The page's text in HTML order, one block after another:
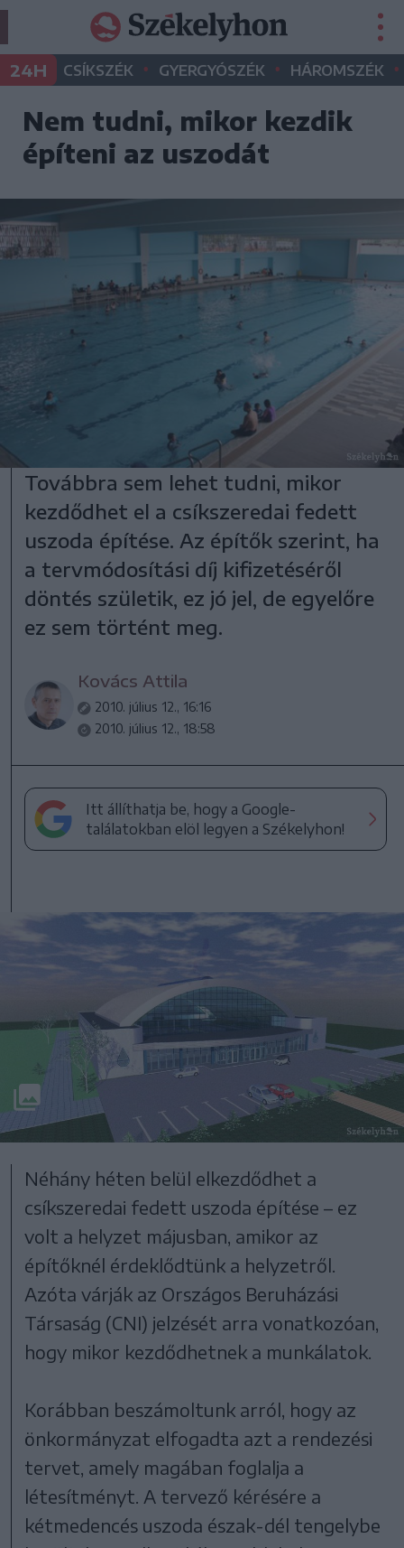
24H CSÍKSZÉK • GYERGYÓSZÉK • HÁROMSZÉK •
Nem tudni, mikor kezdik
építeni az uszodát
Továbbra sem lehet tudni, mikor
kezdődhet el a csíkszeredai fedett
uszoda építése. Az építők szerint, ha
a tervmódosítási díj kifizetéséről
döntés születik, ez jó jel, de egyelőre
ez sem történt meg.
Kovács Attila
2010. július 12., 16:16
2010. július 12., 18:58
Itt állíthatja be, hogy a Google-
találatokban elöl legyen a Székelyhon!
Néhány héten belül elkezdődhet a
csíkszeredai fedett uszoda építése – ez
volt a helyzet májusban, amikor az
építőknél érdeklődtünk a helyzetről.
Azóta várják az Országos Beruházási
Társaság (CNI) jelzését arra vonatkozóan,
hogy mikor kezdődhetnek a munkálatok.
Korábban beszámoltunk arról, hogy az
önkormányzat elfogadta azt a rendezési
tervet, amely magában foglalja a
létesítményt. A tervező kérésére a
kétmedencés uszoda észak-dél tengelybe